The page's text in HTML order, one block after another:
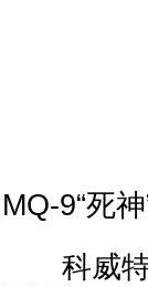
MQ-9“死
科威特